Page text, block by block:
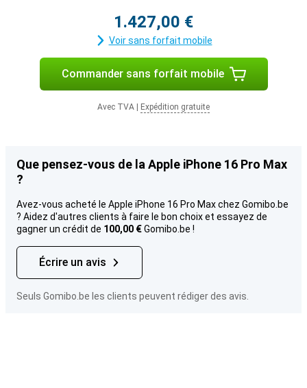
1.427,00 €
Voir sans forfait mobile
Commander sans forfait mobile
Avec TVA Expédition gratuite
Que pensez-vous de la Apple iPhone 16 Pro Max
?
Avez-vous acheté le Apple iPhone 16 Pro Max chez Gomibo.be
? Aidez d'autres clients à faire le bon choix et essayez de
gagner un crédit de 100,00 €Gomibo.be !
Écrire un avis
Seuls Gomibo.be les clients peuvent rédiger des avis.